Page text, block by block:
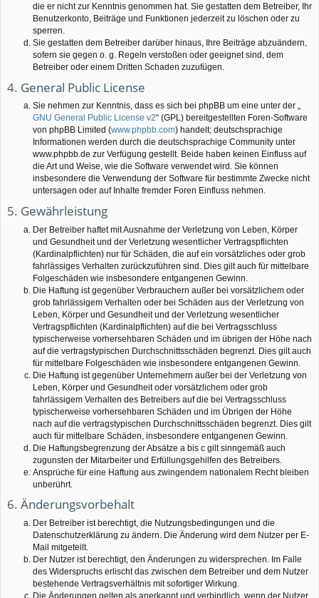
die er nicht zur Kenntnis genommen hat. Sie gestatten dem Betreiber, Ihr
Benutzerkonto, Beiträge und Funktionen jederzeit zu löschen oder zu
sperren.
Sie gestatten dem Betreiber darüber hinaus, Ihre Beiträge abzuändern,
sofern sie gegen o. g. Regeln verstoßen oder geeignet sind, dem
Betreiber oder einem Dritten Schaden zuzufügen.
4. General Public License
Sie nehmen zur Kenntnis, dass es sich bei phpBB um eine unter der „
GNU General Public License v2“ (GPL) bereitgestellten Foren-Software
von phpBB Limited (www.phpbb.com) handelt; deutschsprachige
Informationen werden durch die deutschsprachige Community unter
www.phpbb.de zur Verfügung gestellt. Beide haben keinen Einfluss auf
die Art und Weise, wie die Software verwendet wird. Sie können
insbesondere die Verwendung der Software für bestimmte Zwecke nicht
untersagen oder auf Inhalte fremder Foren Einfluss nehmen.
5. Gewährleistung
Der Betreiber haftet mit Ausnahme der Verletzung von Leben, Körper
und Gesundheit und der Verletzung wesentlicher Vertragspflichten
(Kardinalpflichten) nur für Schäden, die auf ein vorsätzliches oder grob
fahrlässiges Verhalten zurückzuführen sind. Dies gilt auch für mittelbare
Folgeschäden wie insbesondere entgangenen Gewinn.
Die Haftung ist gegenüber Verbrauchern außer bei vorsätzlichem oder
grob fahrlässigem Verhalten oder bei Schäden aus der Verletzung von
Leben, Körper und Gesundheit und der Verletzung wesentlicher
Vertragspflichten (Kardinalpflichten) auf die bei Vertragsschluss
typischerweise vorhersehbaren Schäden und im übrigen der Höhe nach
auf die vertragstypischen Durchschnittsschäden begrenzt. Dies gilt auch
für mittelbare Folgeschäden wie insbesondere entgangenen Gewinn.
Die Haftung ist gegenüber Unternehmern außer bei der Verletzung von
Leben, Körper und Gesundheit oder vorsätzlichem oder grob
fahrlässigem Verhalten des Betreibers auf die bei Vertragsschluss
typischerweise vorhersehbaren Schäden und im Übrigen der Höhe
nach auf die vertragstypischen Durchschnittsschäden begrenzt. Dies gilt
auch für mittelbare Schäden, insbesondere entgangenen Gewinn.
Die Haftungsbegrenzung der Absätze a bis c gilt sinngemäß auch
zugunsten der Mitarbeiter und Erfüllungsgehilfen des Betreibers.
Ansprüche für eine Haftung aus zwingendem nationalem Recht bleiben
unberührt.
6. Änderungsvorbehalt
Der Betreiber ist berechtigt, die Nutzungsbedingungen und die
Datenschutzerklärung zu ändern. Die Änderung wird dem Nutzer per E-
Mail mitgeteilt.
Der Nutzer ist berechtigt, den Änderungen zu widersprechen. Im Falle
des Widerspruchs erlischt das zwischen dem Betreiber und dem Nutzer
bestehende Vertragsverhältnis mit sofortiger Wirkung.
Die Änderungen gelten als anerkannt und verbindlich, wenn der Nutzer